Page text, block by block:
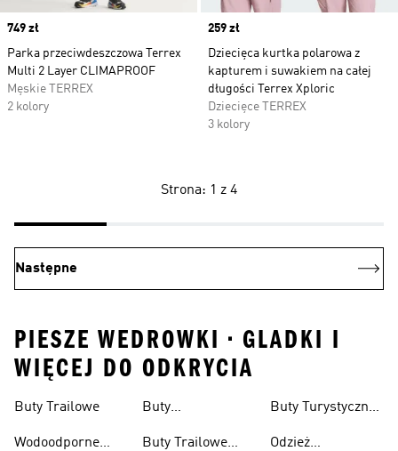
Price
749 zł
Parka przeciwdeszczowa Terrex
Multi 2 Layer CLIMAPROOF
Męskie TERREX
2 kolory
Price
259 zł
Dziecięca kurtka polarowa z
kapturem i suwakiem na całej
długości Terrex Xploric
Dziecięce TERREX
3 kolory
Strona: 1 z 4
Następne
PIESZE WEDROWKI • GLADKI I
WIĘCEJ DO ODKRYCIA
Buty Trailowe
Wodoodporne
Buty
Buty Trailowe
Buty Turystyczne
Odzież